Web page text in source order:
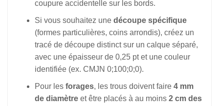
coupure accidentelle sur les bords.
Si vous souhaitez une découpe spécifique
(formes particulières, coins arrondis), créez un
tracé de découpe distinct sur un calque séparé,
avec une épaisseur de 0,25 pt et une couleur
identifiée (ex. CMJN 0;100;0;0).
Pour les forages, les trous doivent faire 4 mm
de diamètre et être placés à au moins 2 cm des